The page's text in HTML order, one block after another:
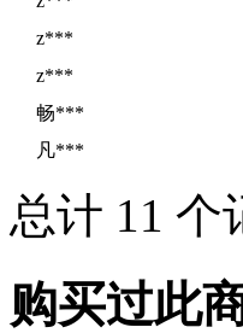
z***
z***
畅***
凡***
总计 11
购买过此